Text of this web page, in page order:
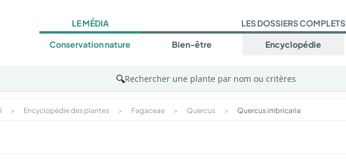
LE MÉDIA
Conservation nature
LES DOSSIERS COMPLETS
Bien-être Encyclopédie
🔍Rechercher une plante par nom ou critères
> Encyclopédie des plantes > Fagaceae > Quercus > Quercus imbricaria